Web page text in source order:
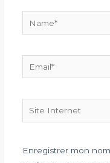
Site
Internet
Enregistrer mon